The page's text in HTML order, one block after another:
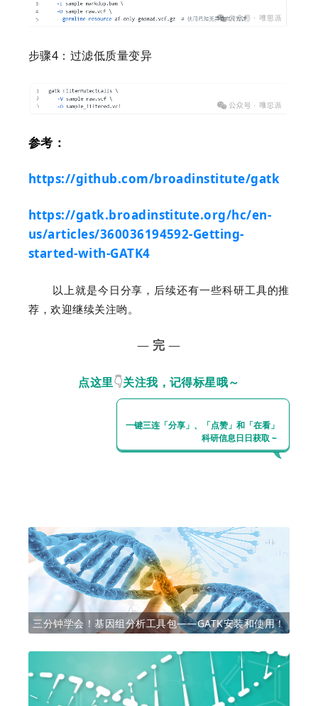
步骤4：过滤低质量变异
参考：
https://github.com/broadinstitute/gatk
https://gatk.broadinstitute.org/hc/en-
us/articles/360036194592-Getting-
started-with-GATK4
以上就是今日分享，后续还有一些科研工具的推
荐，欢迎继续关注哟。
— 完 —
点这里👇关注我，记得标星哦～
一键三连「分享」、「点赞」和「在看」
科研信息日日获取 ~
三分钟学会！基因组分析工具包——GATK安装和使用！